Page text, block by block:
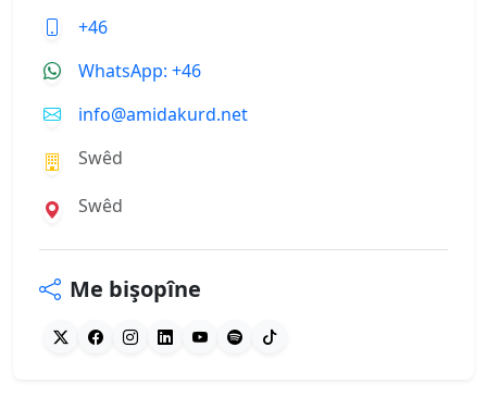
+46
WhatsApp: +46
info@amidakurd.net
Swêd
Swêd
Me bişopîne